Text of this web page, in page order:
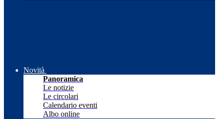
Novità
Panoramica
Le notizie
Le circolari
Calendario eventi
Albo online